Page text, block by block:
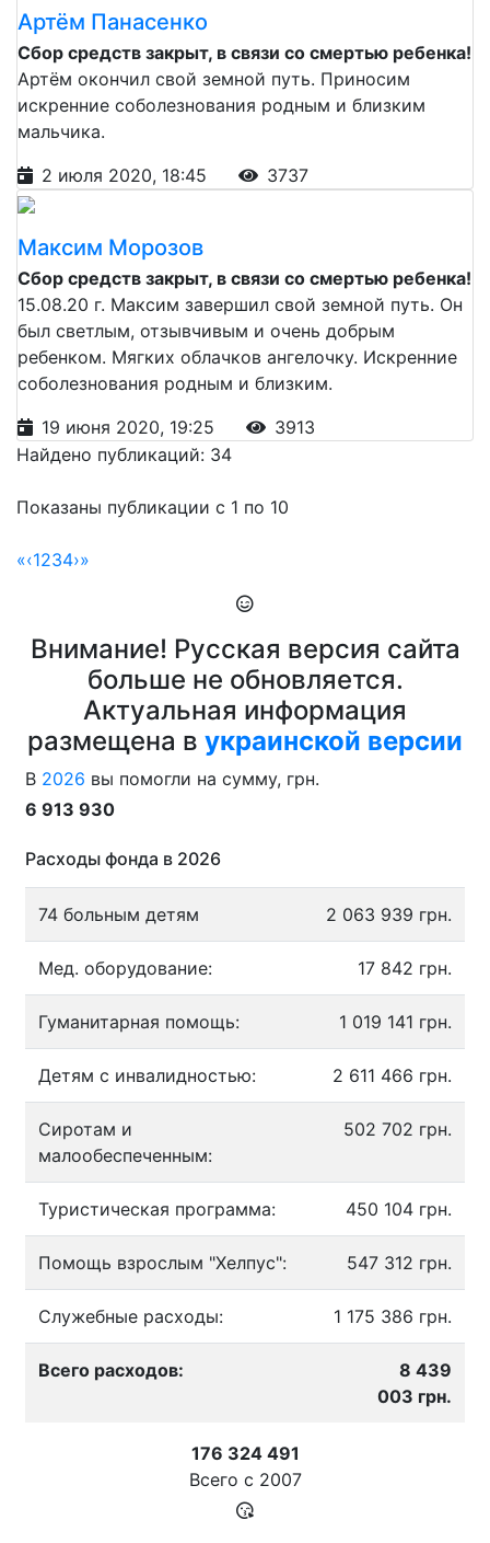
Артём Панасенко
Сбор средств закрыт, в связи со смертью ребенка!
Артём окончил свой земной путь. Приносим
искренние соболезнования родным и близким
мальчика.
2 июля 2020, 18:45
3737
Максим Морозов
Сбор средств закрыт, в связи со смертью ребенка!
15.08.20 г. Максим завершил свой земной путь. Он
был светлым, отзывчивым и очень добрым
ребенком. Мягких облачков ангелочку. Искренние
соболезнования родным и близким.
19 июня 2020, 19:25
3913
Найдено публикаций: 34
Показаны публикации с 1 по 10
«‹1234›»
Внимание! Русская версия сайта
больше не обновляется.
Актуальная информация
размещена в украинской версии
В 2026 вы помогли на сумму, грн.
6 913 930
Расходы фонда в 2026
74 больным детям 2 063 939 грн.
Мед. оборудование: 17 842 грн.
Гуманитарная помощь: 1 019 141 грн.
Детям с инвалидностью: 2 611 466 грн.
Сиротам и
малообеспеченным:
502 702 грн.
Туристическая программа: 450 104 грн.
Помощь взрослым "Хелпус": 547 312 грн.
Служебные расходы: 1 175 386 грн.
Всего расходов:
8 439
003 грн.
176 324 491
Всего с 2007